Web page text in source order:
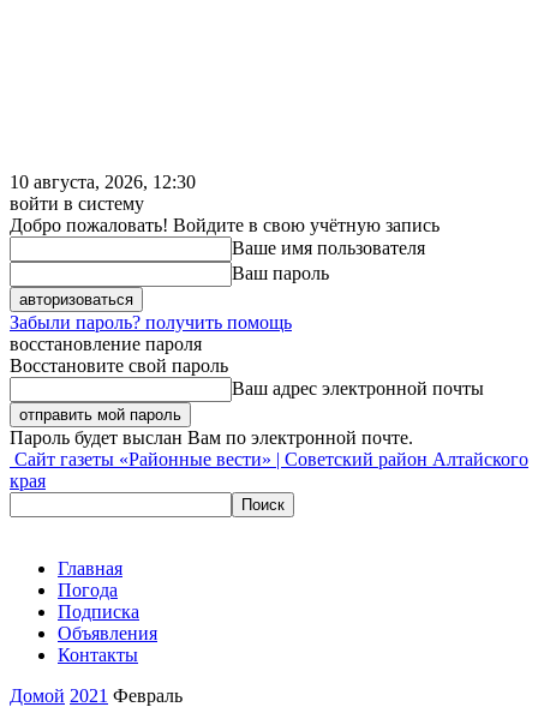
10 августа, 2026, 12:30
войти в систему
Добро пожаловать! Войдите в свою учётную запись
Ваше имя пользователя
Ваш пароль
Забыли пароль? получить помощь
восстановление пароля
Восстановите свой пароль
Ваш адрес электронной почты
Пароль будет выслан Вам по электронной почте.
Сайт газеты «Районные вести» | Советский район Алтайского
края
Главная
Погода
Подписка
Объявления
Контакты
Домой 2021 Февраль